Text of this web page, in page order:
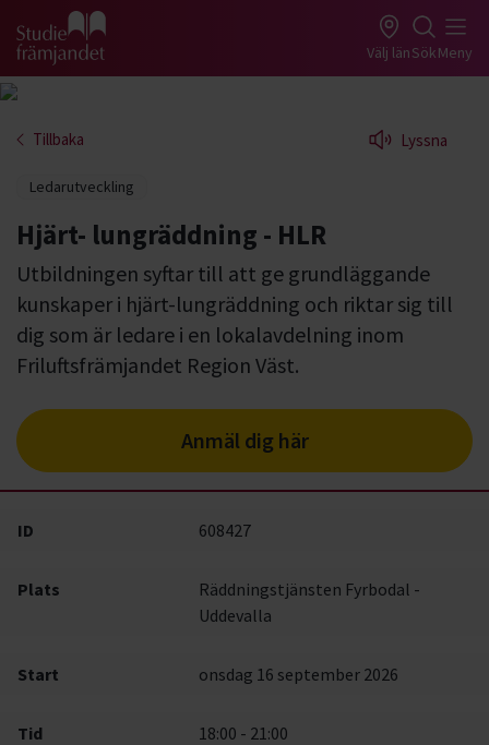
Gå till studiefrämjandets startsida Välj länSökMeny
Tillbaka Lyssna
Ledarutveckling
Hjärt- lungräddning - HLR
Utbildningen syftar till att ge grundläggande
kunskaper i hjärt-lungräddning och riktar sig till
dig som är ledare i en lokalavdelning inom
Friluftsfrämjandet Region Väst.
Anmäl dig här
ID 608427
Plats
Räddningstjänsten Fyrbodal -
Uddevalla
Start onsdag 16 september 2026
Tid 18:00 - 21:00